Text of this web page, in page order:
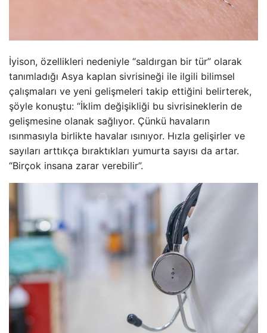
İyison, özellikleri nedeniyle “saldırgan bir tür” olarak
tanımladığı Asya kaplan sivrisineği ile ilgili bilimsel
çalışmaları ve yeni gelişmeleri takip ettiğini belirterek,
şöyle konuştu: “İklim değişikliği bu sivrisineklerin de
gelişmesine olanak sağlıyor. Çünkü havaların
ısınmasıyla birlikte havalar ısınıyor. Hızla gelişirler ve
sayıları arttıkça bıraktıkları yumurta sayısı da artar.
“Birçok insana zarar verebilir”.